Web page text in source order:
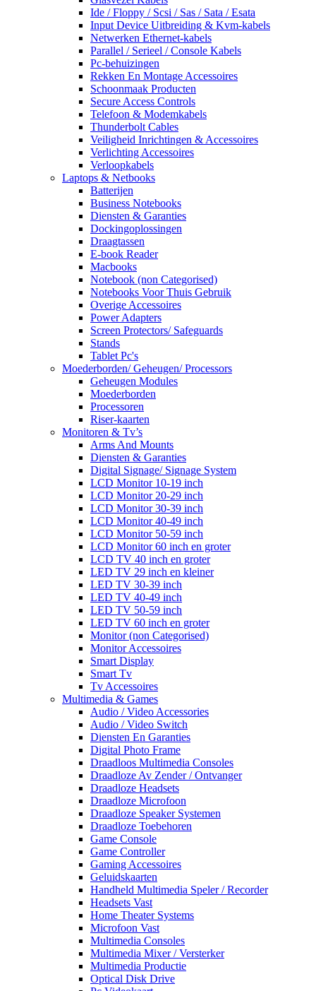
Ide / Floppy / Scsi / Sas / Sata / Esata
Input Device Uitbreiding & Kvm-kabels
Netwerken Ethernet-kabels
Parallel / Serieel / Console Kabels
Pc-behuizingen
Rekken En Montage Accessoires
Schoonmaak Producten
Secure Access Controls
Telefoon & Modemkabels
Thunderbolt Cables
Veiligheid Inrichtingen & Accessoires
Verlichting Accessoires
Verloopkabels
Laptops & Netbooks
Batterijen
Business Notebooks
Diensten & Garanties
Dockingoplossingen
Draagtassen
E-book Reader
Macbooks
Notebook (non Categorised)
Notebooks Voor Thuis Gebruik
Overige Accessoires
Power Adapters
Screen Protectors/ Safeguards
Stands
Tablet Pc's
Moederborden/ Geheugen/ Processors
Geheugen Modules
Moederborden
Processoren
Riser-kaarten
Monitoren & Tv’s
Arms And Mounts
Diensten & Garanties
Digital Signage/ Signage System
LCD Monitor 10-19 inch
LCD Monitor 20-29 inch
LCD Monitor 30-39 inch
LCD Monitor 40-49 inch
LCD Monitor 50-59 inch
LCD Monitor 60 inch en groter
LCD TV 40 inch en groter
LED TV 29 inch en kleiner
LED TV 30-39 inch
LED TV 40-49 inch
LED TV 50-59 inch
LED TV 60 inch en groter
Monitor (non Categorised)
Monitor Accessoires
Smart Display
Smart Tv
Tv Accessoires
Multimedia & Games
Audio / Video Accessories
Audio / Video Switch
Diensten En Garanties
Digital Photo Frame
Draadloos Multimedia Consoles
Draadloze Av Zender / Ontvanger
Draadloze Headsets
Draadloze Microfoon
Draadloze Speaker Systemen
Draadloze Toebehoren
Game Console
Game Controller
Gaming Accessoires
Geluidskaarten
Handheld Multimedia Speler / Recorder
Headsets Vast
Home Theater Systems
Microfoon Vast
Multimedia Consoles
Multimedia Mixer / Versterker
Multimedia Productie
Optical Disk Drive